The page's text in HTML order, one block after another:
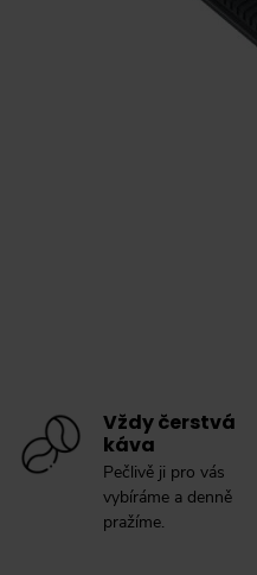
Vždy čerstvá
káva
Pečlivě ji pro vás
vybíráme a denně
pražíme.